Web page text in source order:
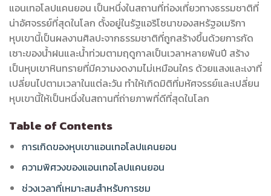
แอนเทอโลปแคนยอน เป็นหนึ่งในสถานที่ท่องเที่ยวทางธรรมชาติที่
น่าอัศจรรย์ที่สุดในโลก ตั้งอยู่ในรัฐแอริโซนาของสหรัฐอเมริกา
หุบเขานี้เป็นผลงานศิลปะจากธรรมชาติที่ถูกสร้างขึ้นด้วยการกัด
เซาะของน้ำฝนและน้ำท่วมตามฤดูกาลเป็นเวลาหลายพันปี สร้าง
เป็นหุบเขาหินทรายที่มีความงดงามไม่เหมือนใคร ด้วยแสงและเงาที่
เปลี่ยนไปตามเวลาในแต่ละวัน ทำให้เกิดมิติที่มหัศจรรย์และเปลี่ยน
หุบเขานี้ให้เป็นหนึ่งในสถานที่ถ่ายภาพที่ดีที่สุดในโลก
Table of Contents
การเกิดของหุบเขาแอนเทอโลปแคนยอน
ความพิศวงของแอนเทอโลปแคนยอน
ช่วงเวลาที่เหมาะสมสำหรับการชม